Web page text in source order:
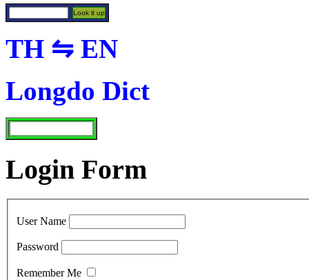
TH ⇋ EN
Longdo Dict
Login Form
User Name
Password
Remember Me